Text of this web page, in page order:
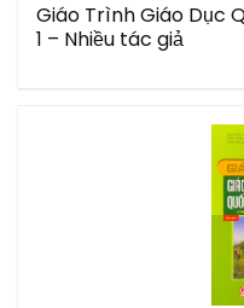
Giáo Trình Giáo Dục
1 – Nhiều tác giả